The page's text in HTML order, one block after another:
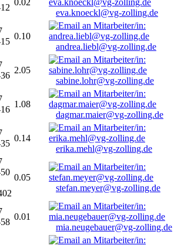
0.02
eva.knoeckl@vg-zolling.de
0.10
andrea.liebl@vg-zolling.de
2.05
sabine.lohr@vg-zolling.de
1.08
dagmar.maier@vg-zolling.de
0.14
erika.mehl@vg-zolling.de
0.05
stefan.meyer@vg-zolling.de
0.01
mia.neugebauer@vg-zolling.de